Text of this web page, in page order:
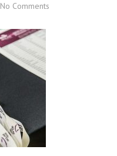
No Comments